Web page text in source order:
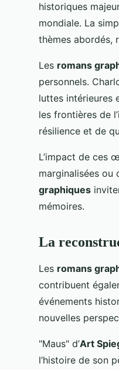
historiques
mondiale. La
thèmes abordés,
Les romans
personnels.
luttes intérieures
les frontières de
résilience et de
L’impact de ces
marginalisées ou
graphiques
mémoires.
La
Les romans
contribuent
événements
nouvelles
"Maus" d’Art
l’histoire de son